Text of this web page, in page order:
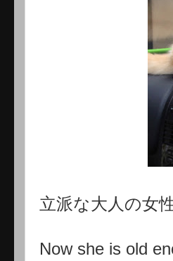
立派な大人の女
Now she is old